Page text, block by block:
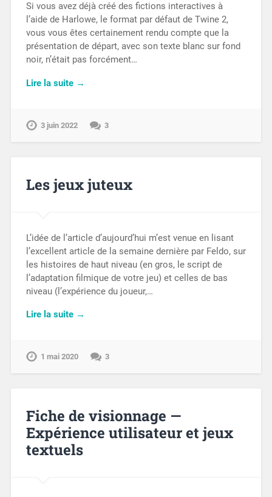
Si vous avez déjà créé des fictions interactives à
l’aide de Harlowe, le format par défaut de Twine 2,
vous vous êtes certainement rendu compte que la
présentation de départ, avec son texte blanc sur fond
noir, n’était pas forcément…
Lire la suite →
3 juin 2022 3
Les jeux juteux
L’idée de l’article d’aujourd’hui m’est venue en lisant
l’excellent article de la semaine dernière par Feldo, sur
les histoires de haut niveau (en gros, le script de
l’adaptation filmique de votre jeu) et celles de bas
niveau (l’expérience du joueur,…
Lire la suite →
1 mai 2020 3
Fiche de visionnage —
Expérience utilisateur et jeux
textuels